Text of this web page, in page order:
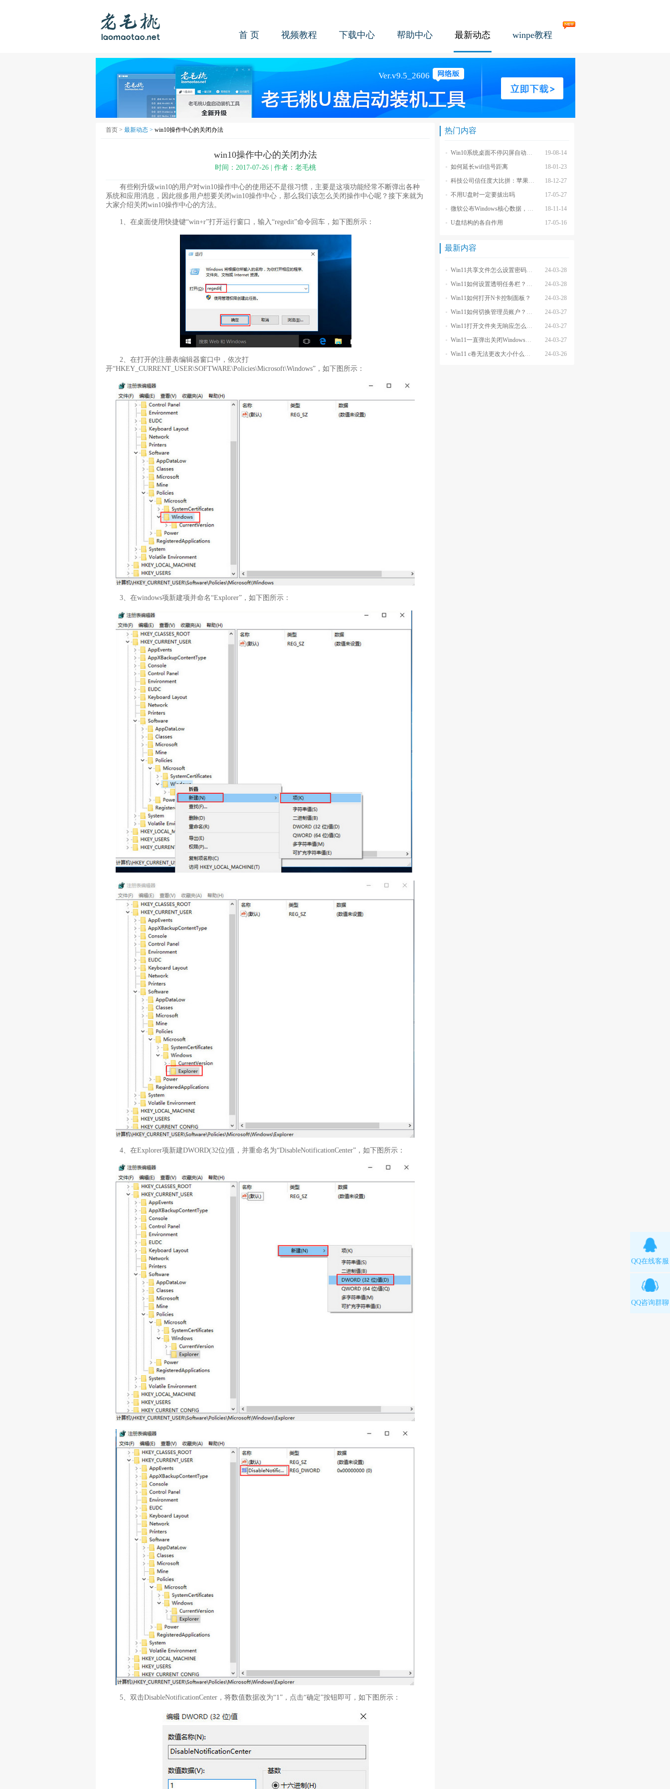
首 页 视频教程 下载中心 帮助中心 最新动态 winpe教程
首页 > 最新动态 > win10操作中心的关闭办法
win10操作中心的关闭办法
时间：2017-07-26 | 作者：老毛桃
有些刚升级win10的用户对win10操作中心的使用还不是很习惯，主要是这项功能经常不断弹出各种
系统和应用消息，因此很多用户想要关闭win10操作中心，那么我们该怎么关闭操作中心呢？接下来就为
大家介绍关闭win10操作中心的方法。
1、在桌面使用快捷键“win+r”打开运行窗口，输入“regedit”命令回车，如下图所示：
2、在打开的注册表编辑器窗口中，依次打
开“HKEY_CURRENT_USER\SOFTWARE\Policies\Microsoft\Windows”，如下图所示：
3、在windows项新建项并命名“Explorer”，如下图所示：
4、在Explorer项新建DWORD(32位)值，并重命名为“DisableNotificationCenter”，如下图所示：
5、双击DisableNotificationCenter，将数值数据改为“1”，点击“确定”按钮即可，如下图所示：
热门内容
19-08-14
Win10系统桌面不停闪屏自动刷新的解决方法
18-01-23
如何延长wifi信号距离
18-12-27
科技公司信任度大比拼：苹果上榜最不受信任前茅
17-05-27
不用U盘时一定要拔出吗
18-11-14
微软公布Windows核心数据，应用数量iOS和安卓遥不可及
17-05-16
U盘结构的各自作用
最新内容
24-03-28
Win11共享文件怎么设置密码和权限？
24-03-28
Win11如何设置透明任务栏？Win11设置透明任务栏的方法
24-03-28
Win11如何打开N卡控制面板？
24-03-27
Win11如何切换管理员账户？Win11切换管理员账户的方法
24-03-27
Win11打开文件夹无响应怎么办？
24-03-27
Win11一直弹出关闭Windows窗口怎么解决？
24-03-26
Win11 c卷无法更改大小什么原因？
QQ在线客服
QQ咨询群聊